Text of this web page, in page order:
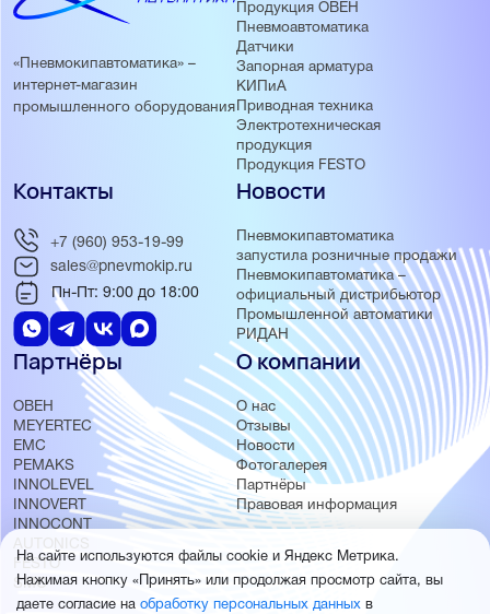
«Пневмокипавтоматика» –
интернет-магазин
промышленного оборудования
Продукция ОВЕН
Пневмоавтоматика
Датчики
Запорная арматура
КИПиА
Приводная техника
Электротехническая
продукция
Продукция FESTO
Новости
Пневмокипавтоматика
запустила розничные продажи
Пневмокипавтоматика –
официальный дистрибьютор
Промышленной автоматики
РИДАН
Партнёры
ОВЕН
MEYERTEC
EMC
PEMAKS
INNOLEVEL
INNOVERT
INNOCONT
AUTONICS
FESTO
SMC
О компании
О нас
Отзывы
Новости
Фотогалерея
Партнёры
Правовая информация
Контакты
+7 (960) 953-19-99
sales@pnevmokip.ru
Пн-Пт: 9:00 до 18:00
На сайте используются файлы cookie и Яндекс Метрика.
Нажимая кнопку «Принять» или продолжая просмотр сайта, вы
даете согласие на обработку персональных данных в